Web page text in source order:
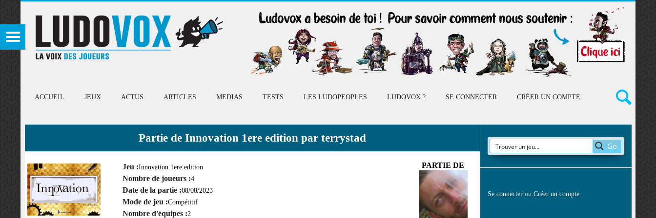
ACCUEIL JEUX ACTUS ARTICLES MEDIAS TESTS LES LUDOPEOPLES LUDOVOX ? SE CONNECTER CRÉER UN COMPTE
Partie de Innovation 1ere edition par terrystad
PARTIE DE
Jeu :Innovation 1ere edition
Nombre de joueurs :4
Date de la partie :08/08/2023
Mode de jeu :Compétitif
Nombre d'équipes :2
Go
Se connecterou Créer un compte